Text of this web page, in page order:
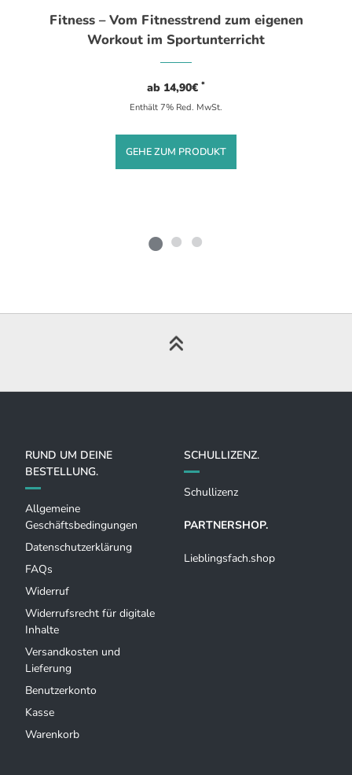
Fitness – Vom Fitnesstrend zum eigenen
Workout im Sportunterricht
ab 14,90€ *
Enthält 7% Red. MwSt.
GEHE ZUM PRODUKT
RUND UM DEINE
BESTELLUNG.
Allgemeine
Geschäftsbedingungen
Datenschutzerklärung
FAQs
Widerruf
Widerrufsrecht für digitale
Inhalte
Versandkosten und
Lieferung
Benutzerkonto
Kasse
Warenkorb
SCHULLIZENZ.
Schullizenz
PARTNERSHOP.
Lieblingsfach.shop